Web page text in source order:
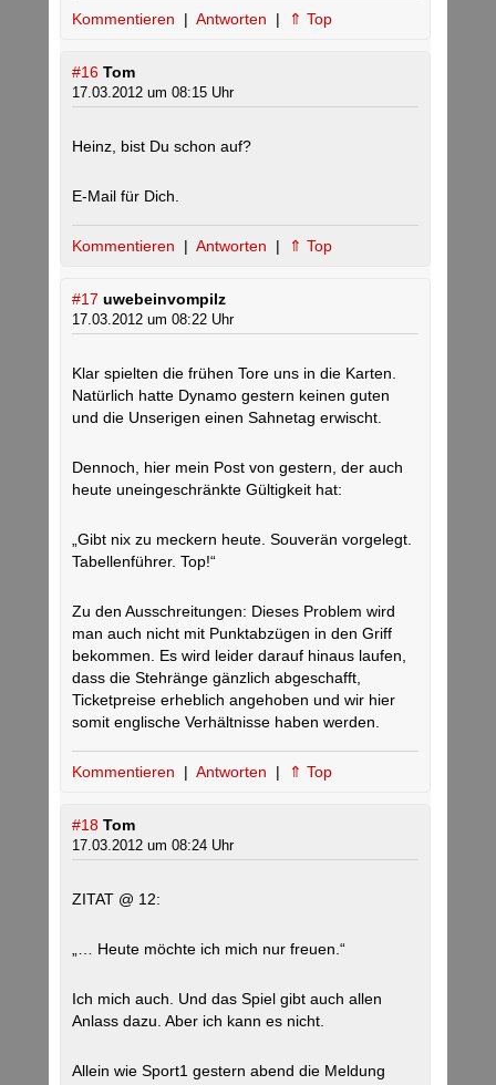
Kommentieren | Antworten | ⇑ Top
#16 Tom
17.03.2012 um 08:15 Uhr
Heinz, bist Du schon auf?
E-Mail für Dich.
Kommentieren | Antworten | ⇑ Top
#17 uwebeinvompilz
17.03.2012 um 08:22 Uhr
Klar spielten die frühen Tore uns in die Karten.
Natürlich hatte Dynamo gestern keinen guten
und die Unserigen einen Sahnetag erwischt.
Dennoch, hier mein Post von gestern, der auch
heute uneingeschränkte Gültigkeit hat:
„Gibt nix zu meckern heute. Souverän vorgelegt.
Tabellenführer. Top!“
Zu den Ausschreitungen: Dieses Problem wird
man auch nicht mit Punktabzügen in den Griff
bekommen. Es wird leider darauf hinaus laufen,
dass die Stehränge gänzlich abgeschafft,
Ticketpreise erheblich angehoben und wir hier
somit englische Verhältnisse haben werden.
Kommentieren | Antworten | ⇑ Top
#18 Tom
17.03.2012 um 08:24 Uhr
ZITAT @ 12:
„… Heute möchte ich mich nur freuen.“
Ich mich auch. Und das Spiel gibt auch allen
Anlass dazu. Aber ich kann es nicht.
Allein wie Sport1 gestern abend die Meldung